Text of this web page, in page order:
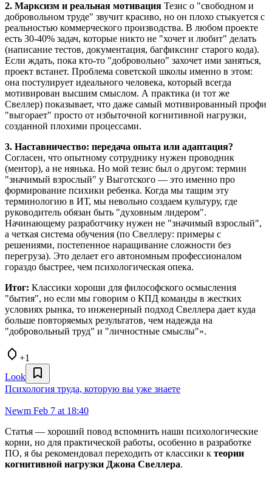
2. Марксизм и реальная мотивация Тезис о "свободном и
добровольном труде" звучит красиво, но он плохо стыкуется с
реальностью коммерческого производства. В любом проекте
есть 30-40% задач, которые никто не "хочет и любит" делать
(написание тестов, документация, багфиксинг старого кода).
Если ждать, пока кто-то "добровольно" захочет ими заняться,
проект встанет. Проблема советской школы именно в этом:
она постулирует идеального человека, который всегда
мотивирован высшим смыслом. А практика (и тот же
Свеллер) показывает, что даже самый мотивированный профи
"выгорает" просто от избыточной когнитивной нагрузки,
созданной плохими процессами.
3. Наставничество: передача опыта или адаптация?
Согласен, что опытному сотруднику нужен проводник
(ментор), а не нянька. Но мой тезис был о другом: термин
"значимый взрослый" у Выготского — это именно про
формирование психики ребенка. Когда мы тащим эту
терминологию в ИТ, мы невольно создаем культуру, где
руководитель обязан быть "духовным лидером".
Начинающему разработчику нужен не "значимый взрослый",
а четкая система обучения (по Свеллеру: примеры с
решениями, постепенное наращивание сложности без
перегруза). Это делает его автономным профессионалом
гораздо быстрее, чем психологическая опека.
Итог: Классики хороши для философского осмысления
"бытия", но если мы говорим о КПД команды в жестких
условиях рынка, то инженерный подход Свеллера дает куда
больше повторяемых результатов, чем надежда на
"добровольный труд" и "личностные смыслы"».
+1
Look
Психология труда, которую вы уже знаете
Newm Feb 7 at 18:40
Статья — хороший повод вспомнить наши психологические
корни, но для практической работы, особенно в разработке
ПО, я бы рекомендовал переходить от классики к теории
когнитивной нагрузки Джона Свеллера.